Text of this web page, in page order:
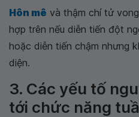
Hôn mê và thậm chí tử
hợp trên nếu diễn tiến đột
hoặc diễn tiến chậm nhưng
diện.
3. Các yếu tố
tới chức năng